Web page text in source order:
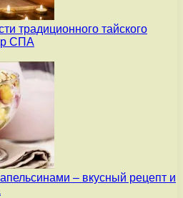
традиционного тайского
СПА
– вкусный рецепт и